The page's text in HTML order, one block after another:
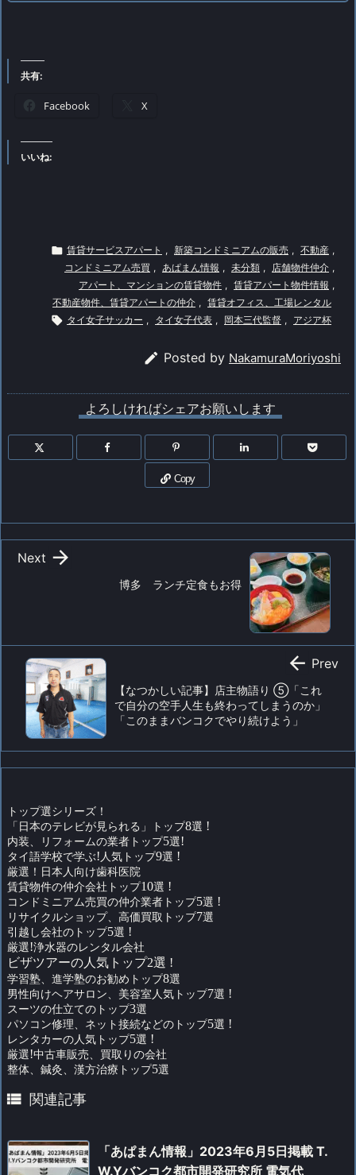
共有:
Facebook X
いいね:
 賃貸サービスアパート , 新築コンドミニアムの販売 , 不動産 ,
コンドミニアム売買 , あぱまん情報 , 未分類 , 店舗物件仲介 ,
アパート、マンションの賃貸物件 , 賃貸アパート物件情報 ,
不動産物件、賃貸アパートの仲介 , 賃貸オフィス、工場レンタル
 タイ女子サッカー , タイ女子代表 , 岡本三代監督 , アジア杯
 Posted by NakamuraMoriyoshi
よろしければシェアお願いします
Copy
博多 ランチ定食もお得

Next
【なつかしい記事】店主物語り ⑤「これ
で自分の空手人生も終わってしまうのか」
「このままバンコクでやり続けよう」
 Prev
トップ選シリーズ！
「日本のテレビが見られる」トップ8選 !
内装、リフォームの業者トップ5選!
タイ語学校で学ぶ! 人気トップ9選 !
厳選！日本人向け歯科医院
賃貸物件の仲介会社トップ10選 !
コンドミニアム売買の仲介業者トップ5選 !
リサイクルショップ、高価買取トップ7選
引越し会社のトップ5選 !
厳選!浄水器のレンタル会社
ビザツアーの人気トップ2選 !
学習塾、進学塾のお勧めトップ8選
男性向けヘアサロン、美容室人気トップ7選 !
スーツの仕立てのトップ3選
パソコン修理、ネット接続などのトップ5選 !
レンタカーの人気トップ5選 !
厳選!中古車販売、買取りの会社
整体、鍼灸、漢方治療トップ5選
 関連記事
「あぱまん情報」2023年6月5日掲載 T.
W.Yバンコク都市開発研究所 電気代